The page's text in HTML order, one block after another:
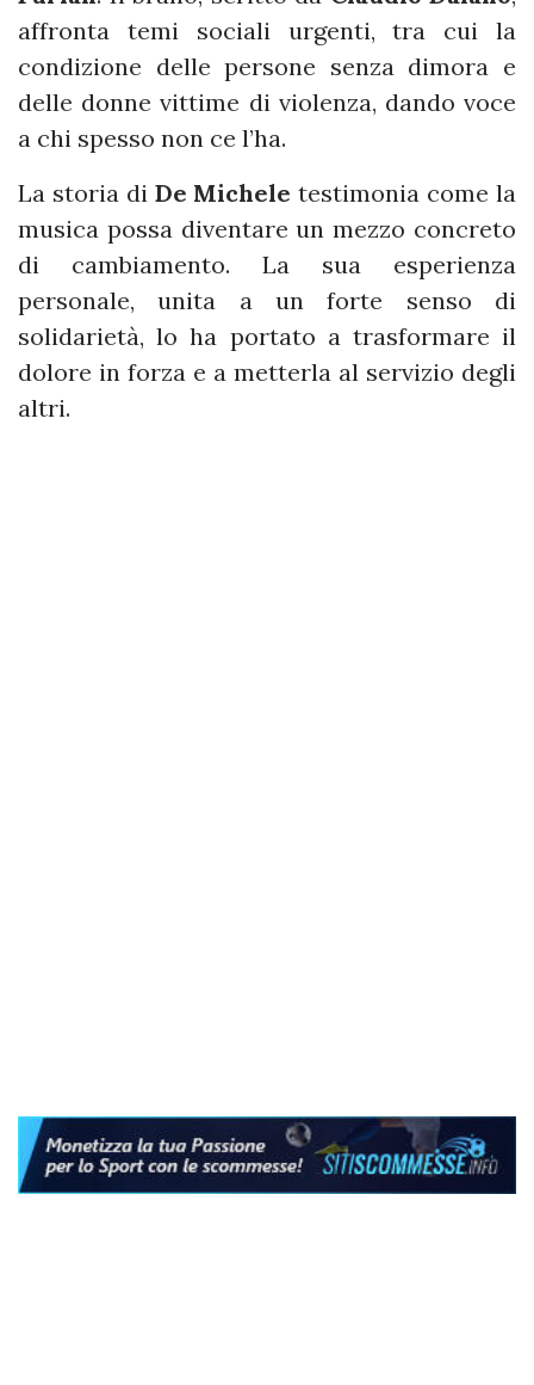
affronta temi sociali urgenti, tra cui la
condizione delle persone senza dimora e
delle donne vittime di violenza, dando voce
a chi spesso non ce l’ha.
La storia di De Michele testimonia come la
musica possa diventare un mezzo concreto
di cambiamento. La sua esperienza
personale, unita a un forte senso di
solidarietà, lo ha portato a trasformare il
dolore in forza e a metterla al servizio degli
altri.